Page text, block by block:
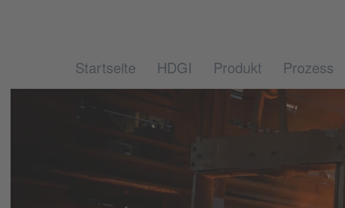
Startseite HDGI Produkt Prozess